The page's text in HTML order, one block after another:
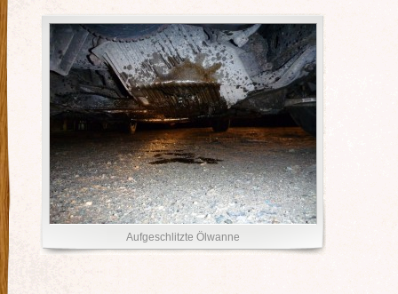
Aufgeschlitzte Ölwanne